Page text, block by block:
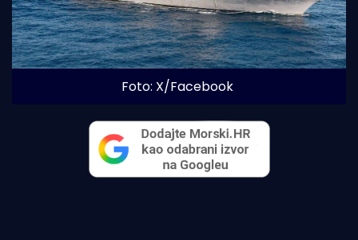
Foto: X/Facebook